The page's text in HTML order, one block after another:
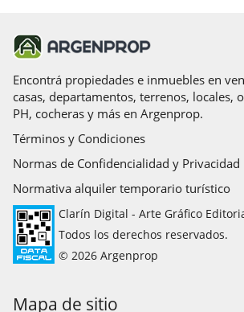
Encontrá propiedades e inmuebles en
casas, departamentos, terrenos, locales,
PH, cocheras y más en Argenprop.
Términos y Condiciones
Normas de Confidencialidad y Privacidad
Normativa alquiler temporario turístico
Clarín Digital - Arte Gráfico
Todos los derechos reservados.
© 2026 Argenprop
Mapa de sitio